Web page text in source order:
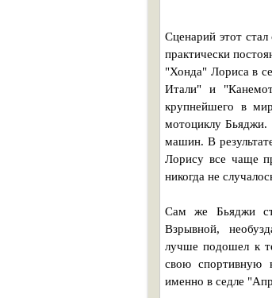
Сценарий этот
практически
"Хонда" Лориса в
Итали" и
крупнейшего в
мотоциклу Бьяджи.
машин. В
Лорису все чаще
никогда не
Сам же Бьяджи
Взрывной,
лучше подошел к
свою спортивную
именно в седле